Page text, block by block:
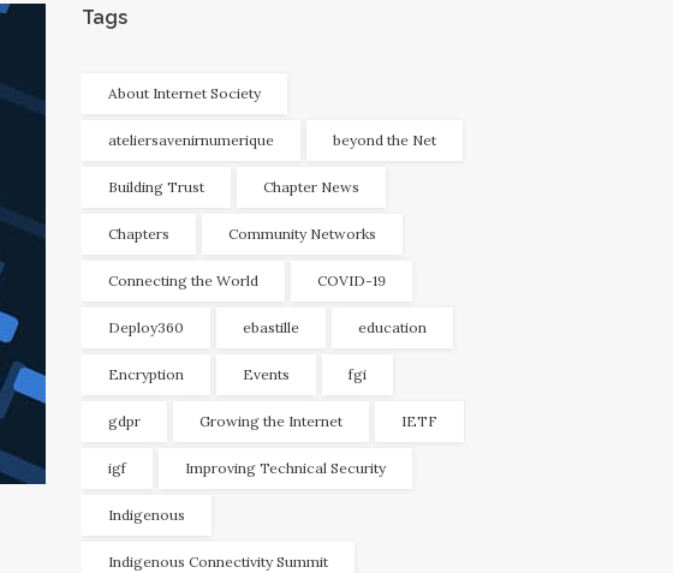
Tags
About Internet Society
ateliersavenirnumerique beyond the Net
Building Trust Chapter News
Chapters Community Networks
Connecting the World COVID-19
Deploy360 ebastille education
Encryption Events fgi
gdpr Growing the Internet IETF
igf Improving Technical Security
Indigenous
Indigenous Connectivity Summit